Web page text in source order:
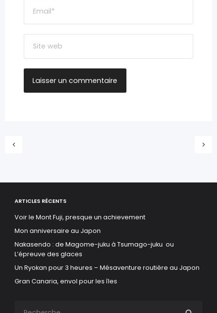
ARTICLES RÉCENTS
Voir le Mont Fuji, presque un achievement
Mon anniversaire au Japon
Nakasendo : de Magome-juku à Tsumago-juku ou
L’épreuve des glaces
Un Ryokan pour 3 heures – Mésaventure routière au Japon
Gran Canaria, envol pour les îles